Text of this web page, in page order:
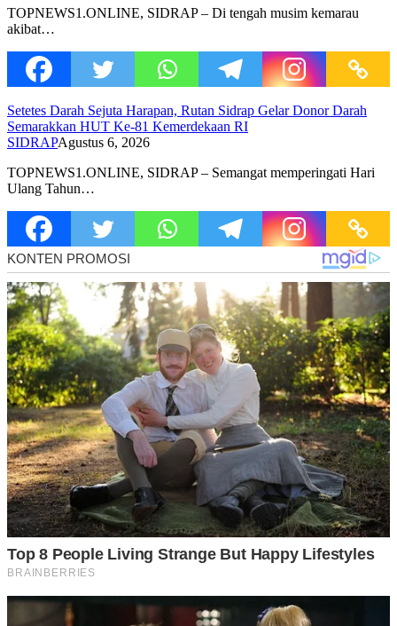
TOPNEWS1.ONLINE, SIDRAP – Di tengah musim kemarau
akibat…
Setetes Darah Sejuta Harapan, Rutan Sidrap Gelar Donor Darah
Semarakkan HUT Ke-81 Kemerdekaan RI
SIDRAPAgustus 6, 2026
TOPNEWS1.ONLINE, SIDRAP – Semangat memperingati Hari
Ulang Tahun…